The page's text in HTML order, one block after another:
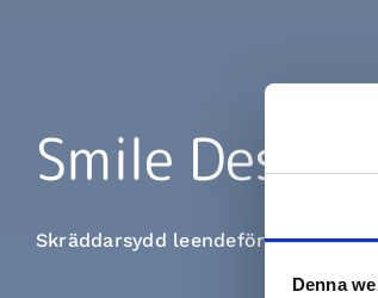
Denna
Smile
Skräddarsydd leendeförvandling